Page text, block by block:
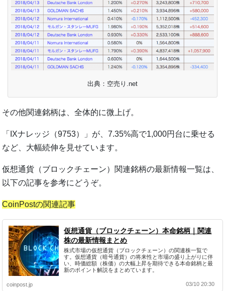
出典：空売り.net
その他関連銘柄は、全体的に微上げ。
「IXナレッジ（9753）」が、7.35%高で1,000円台に乗せる
など、大幅続伸を見せています。
仮想通貨（ブロックチェーン）関連銘柄の最新情報一覧は、
以下の記事を参考にどうぞ。
CoinPostの関連記事
仮想通貨（ブロックチェーン）本命銘柄｜関連
株の最新情報まとめ
株式市場の仮想通貨（ブロックチェーン）の関連株一覧で
す。仮想通貨（暗号通貨）の将来性と市場の盛り上がりに伴
い、時価総額（株価）の大幅上昇を期待できる本命銘柄と最
新のポイント解説をまとめています。
coinpost.jp 03/10 20:30